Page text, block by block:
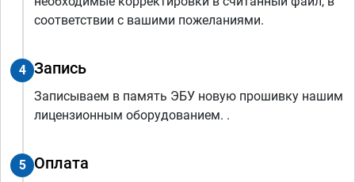
соответствии с вашими пожеланиями.
4 Запись
Записываем в память ЭБУ новую прошивку нашим
лицензионным оборудованием. .
5 Оплата